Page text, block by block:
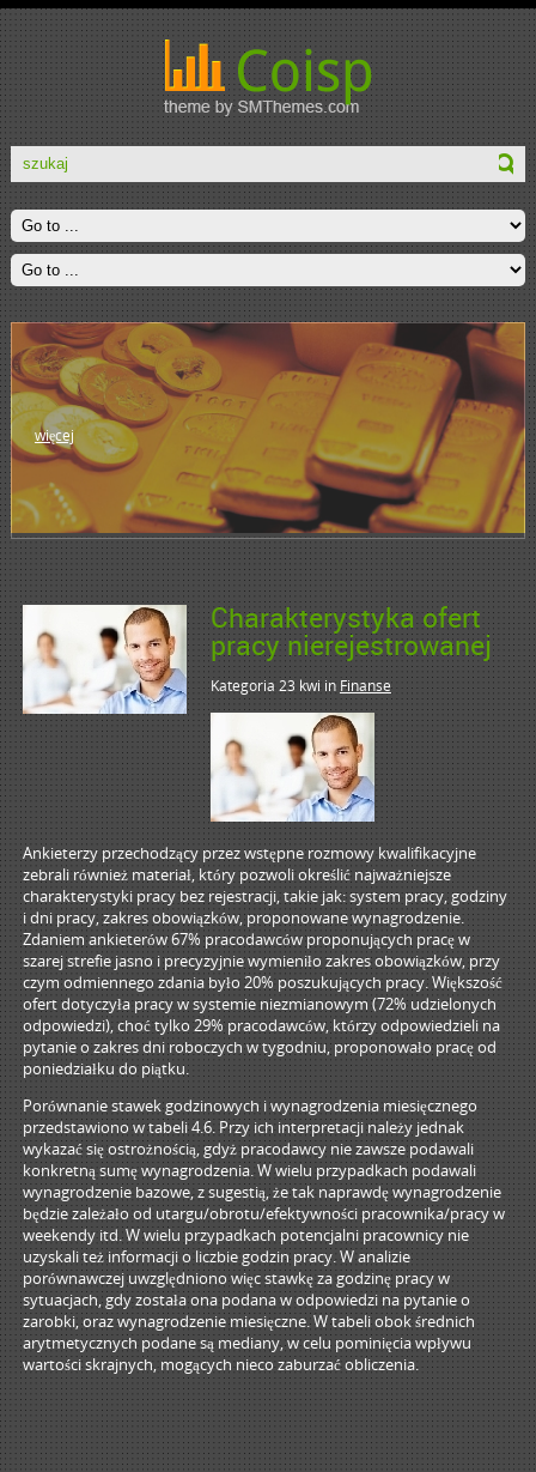
więcej
Charakterystyka ofert
pracy nierejestrowanej
Kategoria 23 kwiin Finanse
Ankieterzy przechodzący przez wstępne rozmowy kwalifikacyjne
zebrali również materiał, który pozwoli określić najważniejsze
charakterystyki pracy bez rejestracji, takie jak: system pracy, godziny
i dni pracy, zakres obowiązków, proponowane wynagrodzenie.
Zdaniem ankieterów 67% pracodawców proponujących pracę w
szarej strefie jasno i precyzyjnie wymieniło zakres obowiązków, przy
czym odmiennego zdania było 20% poszukujących pracy. Większość
ofert dotyczyła pracy w systemie niezmianowym (72% udzielonych
odpowiedzi), choć tylko 29% pracodawców, którzy odpowiedzieli na
pytanie o zakres dni roboczych w tygodniu, proponowało pracę od
poniedziałku do piątku.
Porównanie stawek godzinowych i wynagrodzenia miesięcznego
przedstawiono w tabeli 4.6. Przy ich interpretacji należy jednak
wykazać się ostrożnością, gdyż pracodawcy nie zawsze podawali
konkretną sumę wynagrodzenia. W wielu przypadkach podawali
wynagrodzenie bazowe, z sugestią, że tak naprawdę wynagrodzenie
będzie zależało od utargu/obrotu/efektywności pracownika/pracy w
weekendy itd. W wielu przypadkach potencjalni pracownicy nie
uzyskali też informacji o liczbie godzin pracy. W analizie
porównawczej uwzględniono więc stawkę za godzinę pracy w
sytuacjach, gdy została ona podana w odpowiedzi na pytanie o
zarobki, oraz wynagrodzenie miesięczne. W tabeli obok średnich
arytmetycznych podane są mediany, w celu pominięcia wpływu
wartości skrajnych, mogących nieco zaburzać obliczenia.